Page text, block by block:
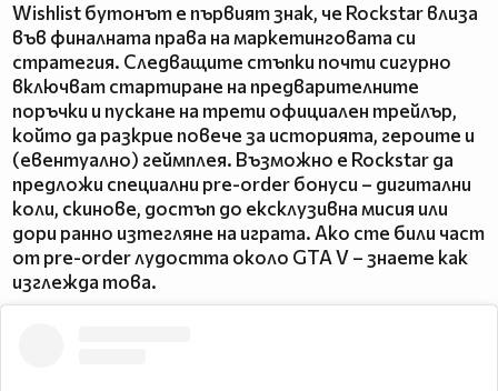
Wishlist бутонът е първият знак, че Rockstar влиза
във финалната права на маркетинговата си
стратегия. Следващите стъпки почти сигурно
включват стартиране на предварителните
поръчки и пускане на трети официален трейлър,
който да разкрие повече за историята, героите и
(евентуално) геймплея. Възможно е Rockstar да
предложи специални pre-order бонуси – дигитални
коли, скинове, достъп до ексклузивна мисия или
дори ранно изтегляне на играта. Ако сте били част
от pre-order лудостта около GTA V – знаете как
изглежда това.